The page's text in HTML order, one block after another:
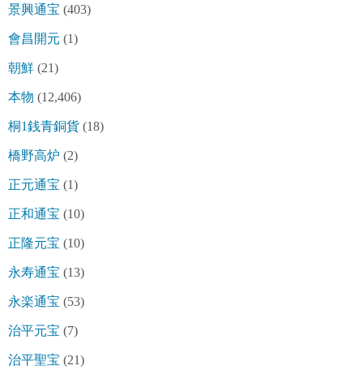
景興通宝 (403)
會昌開元 (1)
朝鮮 (21)
本物 (12,406)
桐1銭青銅貨 (18)
橋野高炉 (2)
正元通宝 (1)
正和通宝 (10)
正隆元宝 (10)
永寿通宝 (13)
永楽通宝 (53)
治平元宝 (7)
治平聖宝 (21)